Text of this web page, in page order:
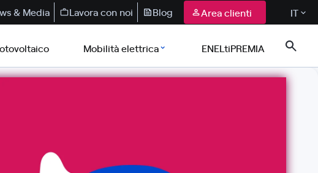
& Media Lavora con noi Blog Area clienti IT
Mobilità elettrica ENELtiPREMIA